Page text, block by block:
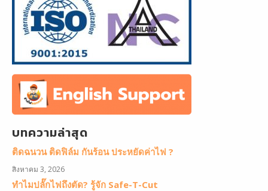
บทความล่าสุด
ติดฉนวน ติดฟิล์ม กันร้อน ประหยัดค่าไฟ ?
สิงหาคม 3, 2026
ทำไมปลั๊กไฟถึงตัด? รู้จัก Safe-T-Cut